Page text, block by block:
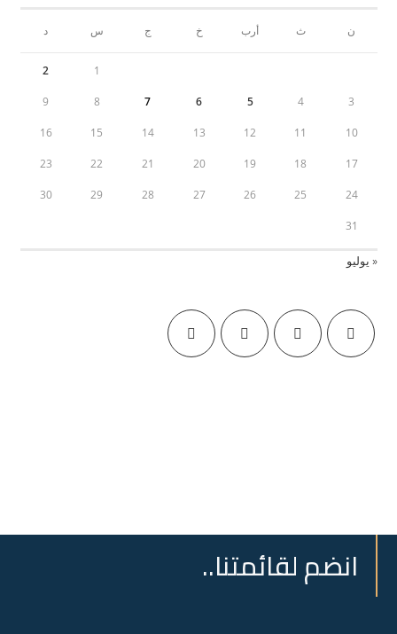
ن ث أرب خ ج س د
1
2
3
4
5
6
7
8
9
10
11
12
13
14
15
16
17
18
19
20
21
22
23
24
25
26
27
28
29
30
31
« يوليو
انضم لقائمتنا..